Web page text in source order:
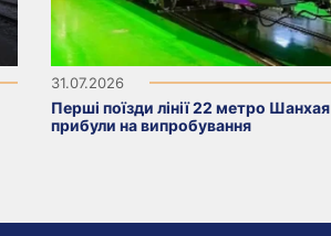
31.07.2026
Перші поїзди лінії 22 метро Шанхая
прибули на випробування